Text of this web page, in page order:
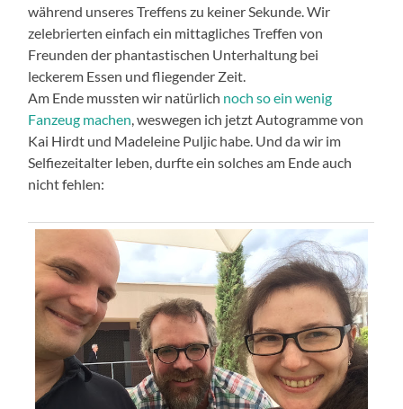
während unseres Treffens zu keiner Sekunde. Wir
zelebrierten einfach ein mittagliches Treffen von
Freunden der phantastischen Unterhaltung bei
leckerem Essen und fliegender Zeit.
Am Ende mussten wir natürlich noch so ein wenig
Fanzeug machen , weswegen ich jetzt Autogramme von
Kai Hirdt und Madeleine Puljic habe. Und da wir im
Selfiezeitalter leben, durfte ein solches am Ende auch
nicht fehlen: